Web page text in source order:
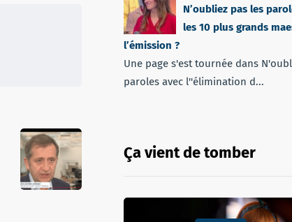
N’oubliez pas les
les 10 plus grands
l’émission ?
Une page s'est tournée dans
paroles avec l''élimination d...
Ça vient de tomber